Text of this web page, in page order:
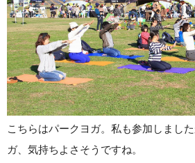
こちらはパークヨガ。私も参加しまし
ガ、気持ちよさそうですね。